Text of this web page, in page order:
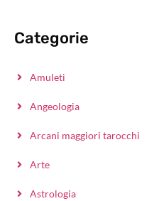
Categorie
Amuleti
Angeologia
Arcani maggiori tarocchi
Arte
Astrologia